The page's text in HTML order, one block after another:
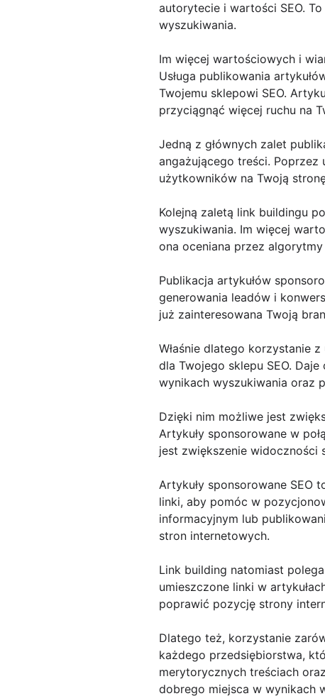
autorytecie i wartości SEO.
wyszukiwania.
Im więcej wartościowych i
Usługa publikowania
Twojemu sklepowi SEO.
przyciągnąć więcej ruchu na
Jedną z głównych zalet
angażującego treści.
użytkowników na Twoją
Kolejną zaletą link buildingu
wyszukiwania. Im więcej
ona oceniana przez
Publikacja artykułów
generowania leadów i
już zainteresowana Twoją
Właśnie dlatego korzystanie
dla Twojego sklepu SEO.
wynikach wyszukiwania oraz
Dzięki nim możliwe jest
Artykuły sponsorowane w
jest zwiększenie
Artykuły sponsorowane SEO
linki, aby pomóc w
informacyjnym lub
stron internetowych.
Link building natomiast
umieszczone linki w
poprawić pozycję strony
Dlatego też, korzystanie
każdego przedsiębiorstwa,
merytorycznych treściach
dobrego miejsca w wynikach